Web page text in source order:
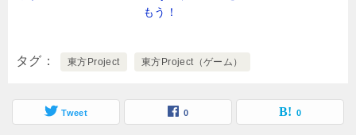
もう！
タグ 東方Project 東方Project（ゲーム）
Tweet 0 0